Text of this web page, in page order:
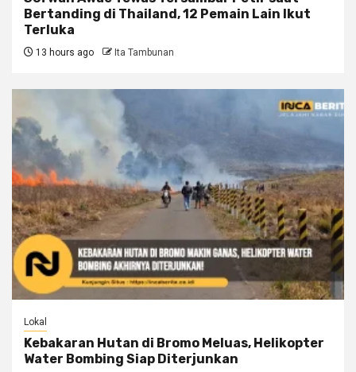
Bertanding di Thailand, 12 Pemain Lain Ikut
Terluka
13 hours ago Ita Tambunan
Lokal
Kebakaran Hutan di Bromo Meluas, Helikopter
Water Bombing Siap Diterjunkan